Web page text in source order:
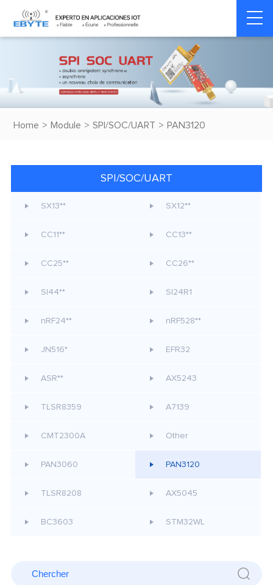
Home > Module > SPI/SOC/UART > PAN3120
SPI/SOC/UART
SX13** SX12**
CC11** CC13**
CC25** CC26**
SI44** SI24R1
nRF24** nRF528**
JN516* EFR32
ASR** AX5243
TLSR8359 A7139
CMT2300A Other
PAN3060 PAN3120
TLSR8208 AX5045
BC3603 STM32WL